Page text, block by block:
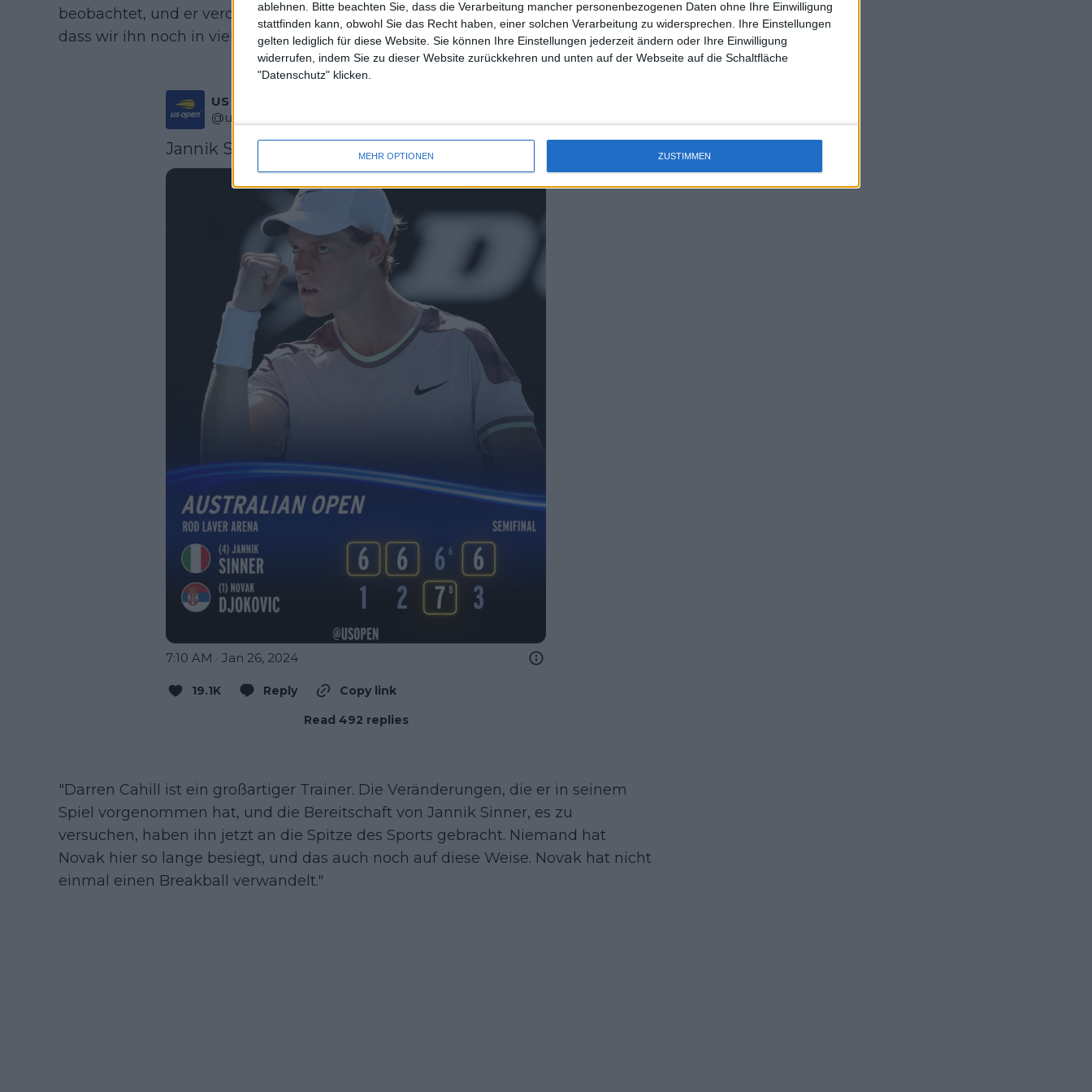
ablehnen. Bitte beachten Sie, dass die Verarbeitung mancher personenbezogenen Daten ohne Ihre Einwilligung
stattfinden kann, obwohl Sie das Recht haben, einer solchen Verarbeitung zu widersprechen. Ihre Einstellungen
gelten lediglich für diese Website. Sie können Ihre Einstellungen jederzeit ändern oder Ihre Einwilligung
widerrufen, indem Sie zu dieser Website zurückkehren und unten auf der Webseite auf die Schaltfläche
"Datenschutz" klicken.
MEHR OPTIONEN ZUSTIMMEN
beobachtet, und er verdient jeden Erfolg, der sich ihm bietet, und ich bin sicher,
dass wir ihn noch in vielen Endspielen sehen werden. Das ist sicher."
US Open Tennis
@usopen
Jannik Sinner just did the impossible! 🤯
7:10 AM · Jan 26, 2024
19.1K Reply
Copy link
Read 492 replies
"Darren Cahill ist ein großartiger Trainer. Die Veränderungen, die er in seinem
Spiel vorgenommen hat, und die Bereitschaft von Jannik Sinner, es zu
versuchen, haben ihn jetzt an die Spitze des Sports gebracht. Niemand hat
Novak hier so lange besiegt, und das auch noch auf diese Weise. Novak hat nicht
einmal einen Breakball verwandelt."
uss J-L-Struff wahrscheinlich morge 3 Spiele absolvieren (2.
mal Einzel 1x Doppel) dank der hervorragenden Unterstützung
des Kommentators für F-A-A